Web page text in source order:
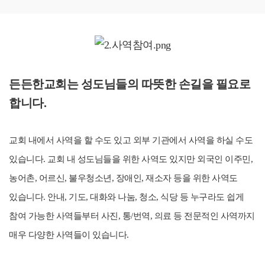
든든한교회는 성도님들의 따뜻한 손길을 필요로
합니다.
교회 내에서 사역을 할 수도 있고 외부 기관에서 사역을 하실 수도
있습니다. 교회 내 성도님들을 위한 사역도 있지만 외국인 이주민,
농어촌, 어르신, 불우청소년, 장애인, 재소자 등을 위한 사역도
있습니다. 안내, 기도, 대화와 나눔, 청소, 식당 등 누구라도 쉽게
참여 가능한 사역들부터 사진, 통/번역, 의료 등 전문적인 사역까지
매우 다양한 사역들이 있습니다.